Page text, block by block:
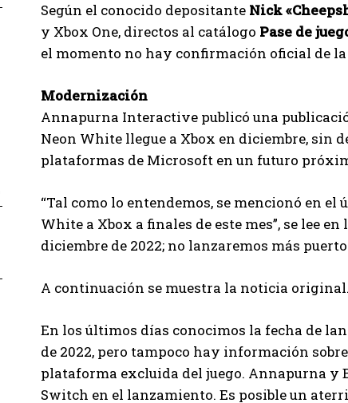
I WANT IN
I've read and accept thePrivacy Policy
Según el conocido depositante Nick
y Xbox One, directos al catálogo Pase de
el momento no hay confirmación oficial de
Modernización
Annapurna Interactive publicó una
Neon White llegue a Xbox en diciembre, sin
plataformas de Microsoft en un futuro
“Tal como lo entendemos, se mencionó en
White a Xbox a finales de este mes”, se lee
diciembre de 2022; no lanzaremos más
A continuación se muestra la noticia original.
En los últimos días conocimos la fecha de
de 2022, pero tampoco hay información
plataforma excluida del juego. Annapurna y
Switch en el lanzamiento. Es posible un